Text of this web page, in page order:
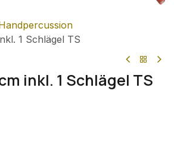
1 Schlägel TS
inkl. 1 Schlägel TS